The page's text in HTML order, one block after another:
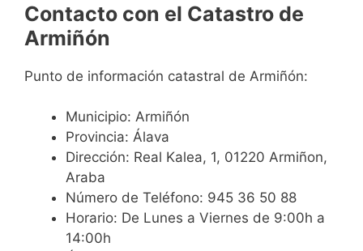
Contacto con el Catastro de
Armiñón
Punto de información catastral de Armiñón:
Municipio: Armiñón
Provincia: Álava
Dirección: Real Kalea, 1, 01220 Armiñon,
Araba
Número de Teléfono: 945 36 50 88
Horario: De Lunes a Viernes de 9:00h a
14:00h